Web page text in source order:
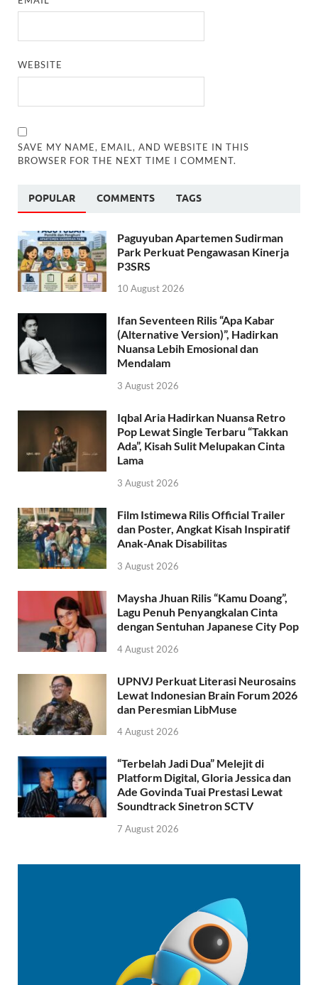
WEBSITE
SAVE MY NAME, EMAIL, AND WEBSITE IN THIS
BROWSER FOR THE NEXT TIME I COMMENT.
POPULAR COMMENTS TAGS
Paguyuban Apartemen Sudirman
Park Perkuat Pengawasan Kinerja
P3SRS
10 August 2026
Ifan Seventeen Rilis “Apa Kabar
(Alternative Version)”, Hadirkan
Nuansa Lebih Emosional dan
Mendalam
3 August 2026
Iqbal Aria Hadirkan Nuansa Retro
Pop Lewat Single Terbaru “Takkan
Ada”, Kisah Sulit Melupakan Cinta
Lama
3 August 2026
Film Istimewa Rilis Official Trailer
dan Poster, Angkat Kisah Inspiratif
Anak-Anak Disabilitas
3 August 2026
Maysha Jhuan Rilis “Kamu Doang”,
Lagu Penuh Penyangkalan Cinta
dengan Sentuhan Japanese City Pop
4 August 2026
UPNVJ Perkuat Literasi Neurosains
Lewat Indonesian Brain Forum 2026
dan Peresmian LibMuse
4 August 2026
“Terbelah Jadi Dua” Melejit di
Platform Digital, Gloria Jessica dan
Ade Govinda Tuai Prestasi Lewat
Soundtrack Sinetron SCTV
7 August 2026